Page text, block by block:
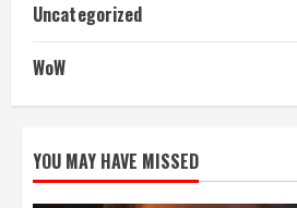
Uncategorized
WoW
YOU MAY HAVE MISSED